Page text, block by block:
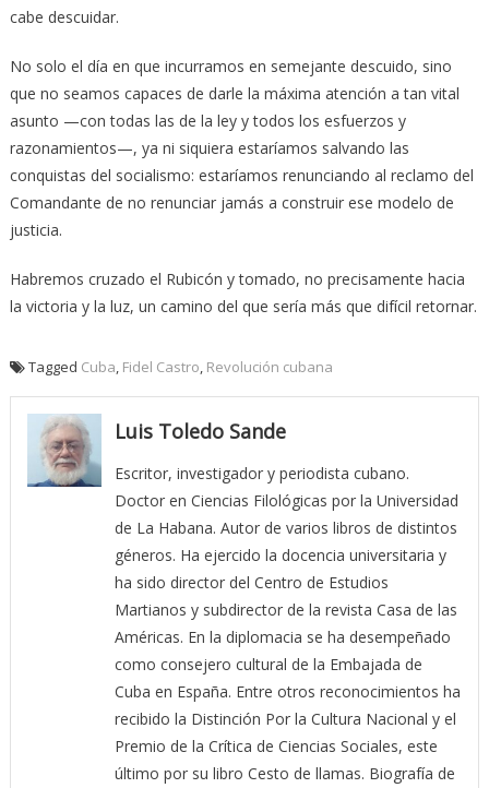
cabe descuidar.
No solo el día en que incurramos en semejante descuido, sino
que no seamos capaces de darle la máxima atención a tan vital
asunto —con todas las de la ley y todos los esfuerzos y
razonamientos—, ya ni siquiera estaríamos salvando las
conquistas del socialismo: estaríamos renunciando al reclamo del
Comandante de no renunciar jamás a construir ese modelo de
justicia.
Habremos cruzado el Rubicón y tomado, no precisamente hacia
la victoria y la luz, un camino del que sería más que difícil retornar.
Tagged Cuba Fidel Castro Revolución cubana
Luis Toledo Sande
Escritor, investigador y periodista cubano.
Doctor en Ciencias Filológicas por la Universidad
de La Habana. Autor de varios libros de distintos
géneros. Ha ejercido la docencia universitaria y
ha sido director del Centro de Estudios
Martianos y subdirector de la revista Casa de las
Américas. En la diplomacia se ha desempeñado
como consejero cultural de la Embajada de
Cuba en España. Entre otros reconocimientos ha
recibido la Distinción Por la Cultura Nacional y el
Premio de la Crítica de Ciencias Sociales, este
último por su libro Cesto de llamas. Biografía de